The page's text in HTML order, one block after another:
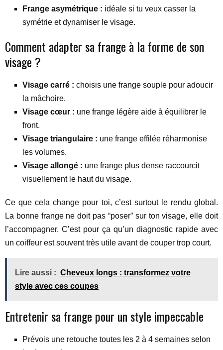
Frange asymétrique : idéale si tu veux casser la
symétrie et dynamiser le visage.
Comment adapter sa frange à la forme de son
visage ?
Visage carré : choisis une frange souple pour adoucir
la mâchoire.
Visage cœur : une frange légère aide à équilibrer le
front.
Visage triangulaire : une frange effilée réharmonise
les volumes.
Visage allongé : une frange plus dense raccourcit
visuellement le haut du visage.
Ce que cela change pour toi, c’est surtout le rendu global.
La bonne frange ne doit pas “poser” sur ton visage, elle doit
l’accompagner. C’est pour ça qu’un diagnostic rapide avec
un coiffeur est souvent très utile avant de couper trop court.
Lire aussi : Cheveux longs : transformez votre
style avec ces coupes
Entretenir sa frange pour un style impeccable
Prévois une retouche toutes les 2 à 4 semaines selon